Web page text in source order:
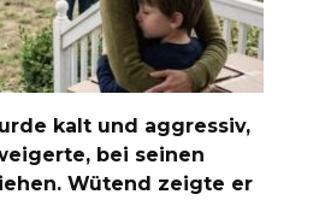
kalt und aggressiv,
bei seinen
Wütend zeigte er